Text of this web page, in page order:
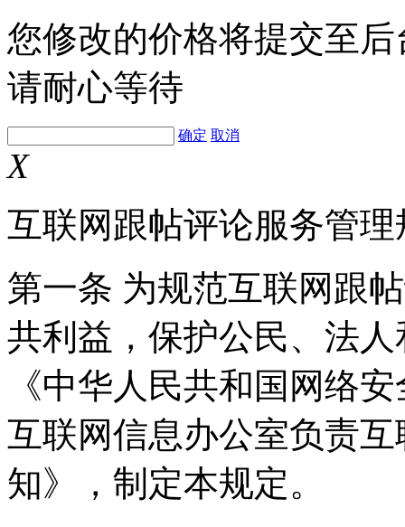
您修改的价格将提交至
请耐心等待
确定 取消
X
互联网跟帖评论服务管理
第一条 为规范互联网跟
共利益，保护公民、法
《中华人民共和国网络
互联网信息办公室负责
知》，制定本规定。